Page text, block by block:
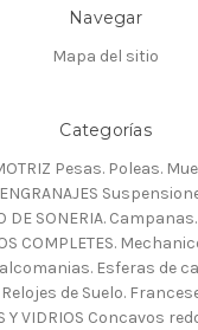
Navegar
Mapa del sitio
Categorías
Pesas. Poleas.
DE SONERIA.
COMPLETES.
Esferas de
Relojes de Suelo.
Y VIDRIOS Concavos